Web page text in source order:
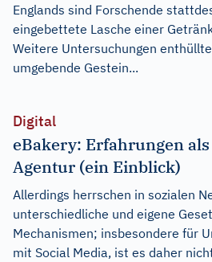
Englands sind Forschende
eingebettete Lasche einer
Weitere Untersuchungen
umgebende Gestein...
Digital
eBakery: Erfahrungen als
Agentur (ein Einblick)
Allerdings herrschen in sozialen
unterschiedliche und eigene
Mechanismen; insbesondere für
mit Social Media, ist es daher